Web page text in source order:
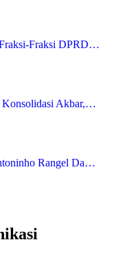
Fraksi-Fraksi DPRD…
Konsolidasi Akbar,…
Rangel Da…